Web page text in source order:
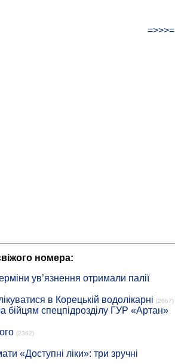
=>>>=
номера:
ув’язнення отримали палії
в Корецькій водолікарні (2667)
бійцям спецпідрозділу ГУР «Артан»
(2362)
«Доступні ліки»: три зручні